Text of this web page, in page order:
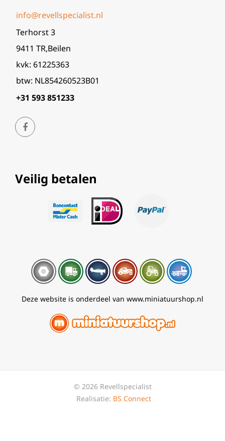
info@revellspecialist.nl
Terhorst 3
9411 TR,Beilen
kvk: 61225363
btw: NL854260523B01
+31 593 851233
Veilig betalen
Deze website is onderdeel van www.miniatuurshop.nl
© 2026 Revellspecialist
Realisatie: BS Connect